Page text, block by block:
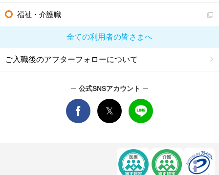
福祉・介護職
全ての利用者の皆さまへ
ご入職後のアフターフォローについて
公式SNSアカウント